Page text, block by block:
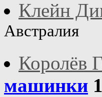
Клейн
Австралия
Королёв
машинки